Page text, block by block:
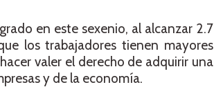
en este sexenio, al alcanzar 2.7
los trabajadores tienen mayores
valer el derecho de adquirir una
y de la economía.